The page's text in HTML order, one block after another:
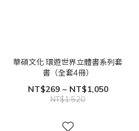
華碩文化 環遊世界立體書系列套
書（全套4冊）
NT$269 ~ NT$1,050
NT$1,520